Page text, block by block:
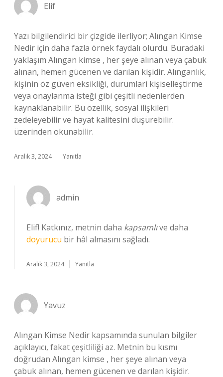
Elif
Yazı bilgilendirici bir çizgide ilerliyor; Alıngan Kimse
Nedir için daha fazla örnek faydalı olurdu. Buradaki
yaklaşım Alıngan kimse , her şeye alınan veya çabuk
alınan, hemen gücenen ve darılan kişidir. Alınganlık,
kişinin öz güven eksikliği, durumlari kişiselleştirme
veya onaylanma isteği gibi çeşitli nedenlerden
kaynaklanabilir. Bu özellik, sosyal ilişkileri
zedeleyebilir ve hayat kalitesini düşürebilir.
üzerinden okunabilir.
Aralık 3, 2024 Yanıtla
admin
Elif! Katkınız, metnin daha kapsamlıve daha
doyurucu bir hâl almasını sağladı.
Aralık 3, 2024 Yanıtla
Yavuz
Alıngan Kimse Nedir kapsamında sunulan bilgiler
açıklayıcı, fakat çeşitliliği az. Metnin bu kısmı
doğrudan Alıngan kimse , her şeye alınan veya
çabuk alınan, hemen gücenen ve darılan kişidir.